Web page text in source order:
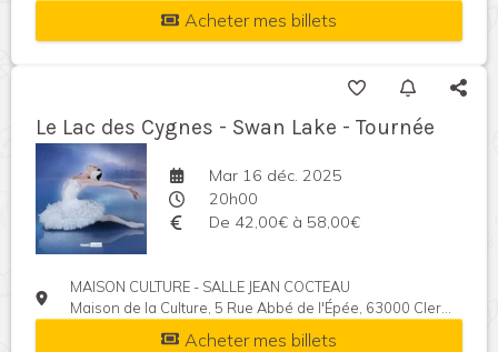
Acheter mes billets
Le Lac des Cygnes - Swan Lake - Tournée
Mar 16 déc. 2025
20h00
De 42,00€ à 58,00€
MAISON CULTURE - SALLE JEAN COCTEAU
Maison de la Culture, 5 Rue Abbé de l'Épée, 63000 Clermont-Ferrand, France
Acheter mes billets